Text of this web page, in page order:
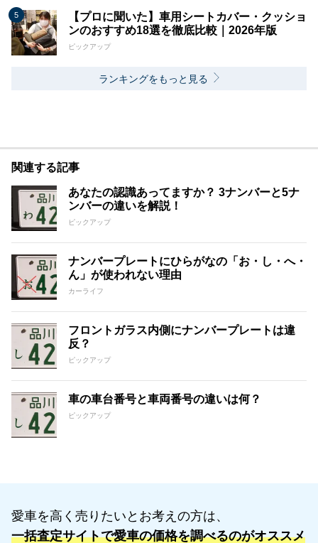
【プロに聞いた】車用シートカバー・クッショ
ンのおすすめ18選を徹底比較｜2026年版
ピックアップ
ランキングをもっと見る
関連する記事
あなたの認識あってますか？ 3ナンバーと5ナ
ンバーの違いを解説！
ピックアップ
ナンバープレートにひらがなの「お・し・へ・
ん」が使われない理由
カーライフ
フロントガラス内側にナンバープレートは違
反？
ピックアップ
車の車台番号と車両番号の違いは何？
ピックアップ
愛車を高く売りたいとお考えの方は、
一括査定サイトで愛車の価格を調べるのがオススメ